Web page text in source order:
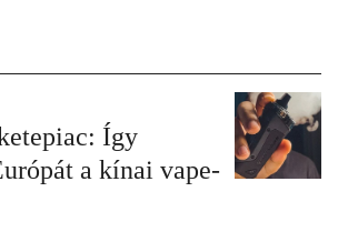
Így
a kínai vape-